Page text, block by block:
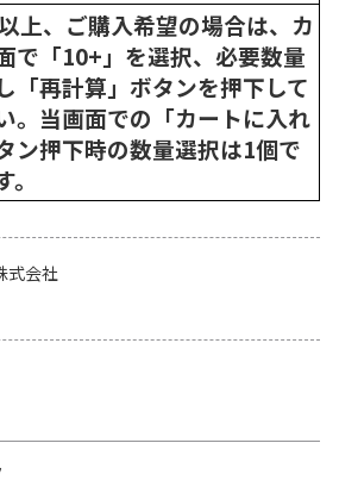
上、ご購入希望の場合は、カ
で「10+」を選択、必要数量
「再計算」ボタンを押下して
。当画面での「カートに入れ
ン押下時の数量選択は1個で
式会社